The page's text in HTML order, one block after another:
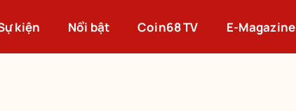
kiện Nổi bật Coin68 TV E-Magazine